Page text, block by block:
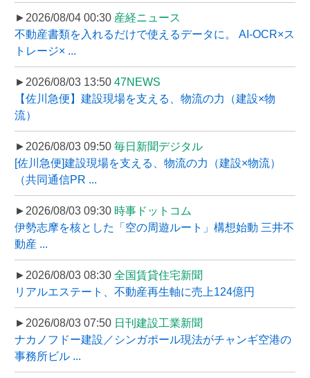
►2026/08/04 00:30 産経ニュース
不動産書類を入れるだけで使えるデータに。 AI-OCR×ス
トレージ× ...
►2026/08/03 13:50 47NEWS
【佐川急便】建設現場を支える、物流の力（建設×物
流）
►2026/08/03 09:50 毎日新聞デジタル
[佐川急便]建設現場を支える、物流の力（建設×物流）
（共同通信PR ...
►2026/08/03 09:30 時事ドットコム
伊勢志摩を核とした「空の周遊ルート」構想始動 三井不
動産 ...
►2026/08/03 08:30 全国賃貸住宅新聞
リアルエステート、不動産再生軸に売上124億円
►2026/08/03 07:50 日刊建設工業新聞
ナカノフドー建設／シンガポール現法がチャンギ空港の
事務所ビル ...